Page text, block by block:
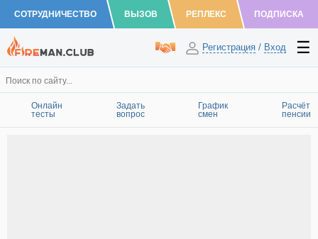
СОТРУДНИЧЕСТВО ВЫЗОВ РЕПЛЕКС ПОДПИСКА
Регистрация / Вход
Онлайн
тесты
Задать
вопрос
График
смен
Расчёт
пенсии